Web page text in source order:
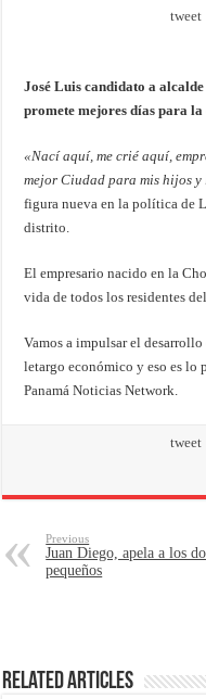
tweet
José Luis candidato a
promete mejores días para
«Nací aquí, me crié aquí,
mejor Ciudad para mis hijos y
figura nueva en la política de
distrito.
El empresario nacido en la
vida de todos los residentes
Vamos a impulsar el
letargo económico y eso es lo
Panamá Noticias Network.
tweet
Previous
Juan Diego, apela a los
pequeños
Related Articles